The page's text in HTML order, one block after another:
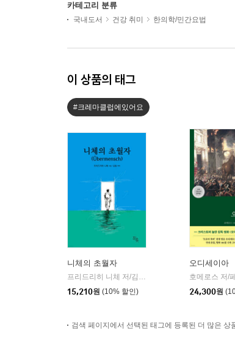
카테고리 분류
국내도서 건강 취미 한의학/민간요법
이 상품의 태그
#크레마클럽에있어요
니체의 초월자
프리드리히 니체 저/김철 편역
15,210원 (10% 할인)
오디세이아
24,300원
검색 페이지에서 선택된 태그에 등록된 더 많은 상